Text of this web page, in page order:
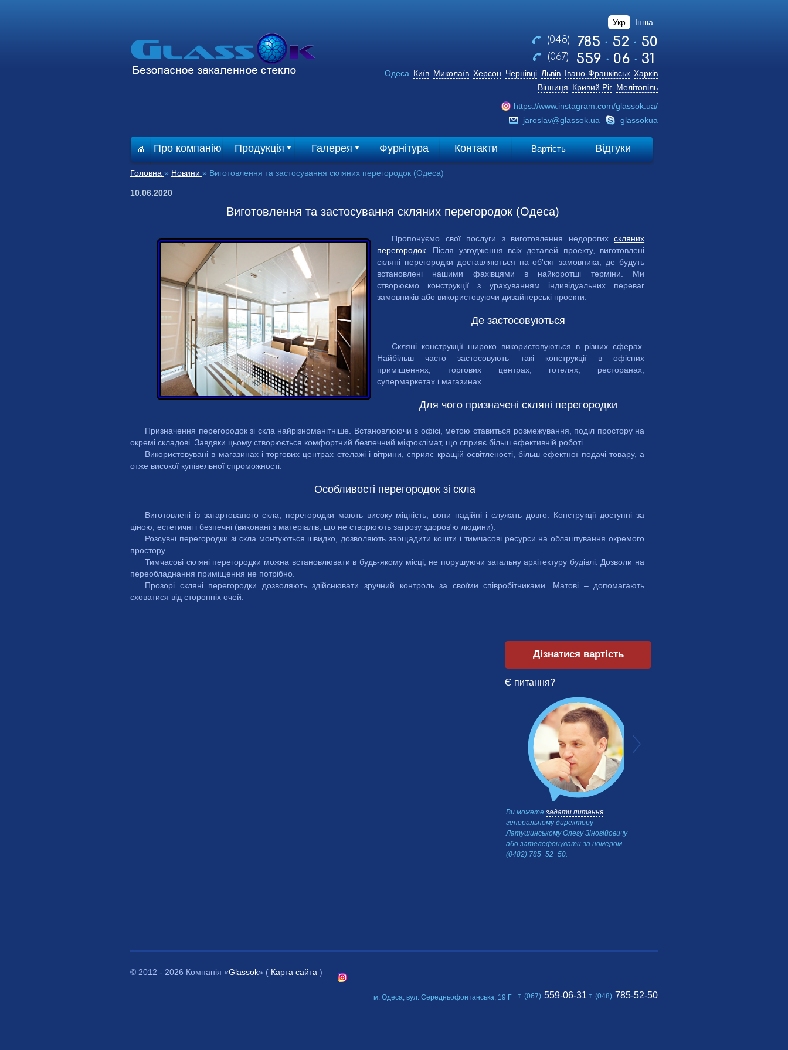
Укр Інша
785 52 50
(048)
559 06 31
(067)
Одеса Київ Миколаїв Херсон Чернівці Львів Івано-Франківськ Харків
Вінниця Кривий Ріг Мелітопіль
https://www.instagram.com/glassok.ua/
glassokua
jaroslav@glassok.ua
Про компанію Продукцiя Галерея Фурнітура Контакти Вартість Відгуки
Головна » Новини » Виготовлення та застосування скляних перегородок (Одеса)
10.06.2020
Виготовлення та застосування скляних перегородок (Одеса)
Пропонуємо свої послуги з виготовлення недорогихскляних
перегородок . Після узгодження всіх деталей проекту, виготовлені
скляні перегородки доставляються на об'єкт замовника, де будуть
встановлені нашими фахівцями в найкоротші терміни. Ми
створюємо конструкції з урахуванням індивідуальних переваг
замовників або використовуючи дизайнерські проекти.
Де застосовуються
Скляні конструкції широко використовуються в різних сферах.
Найбільш часто застосовують такі конструкції в офісних
приміщеннях, торгових центрах, готелях, ресторанах,
супермаркетах і магазинах.
Для чого призначені скляні перегородки
Призначення перегородок зі скла найрізноманітніше. Встановлюючи в офісі, метою ставиться розмежування, поділ простору на
окремі складові. Завдяки цьому створюється комфортний безпечний мікроклімат, що сприяє більш ефективній роботі.
Використовувані в магазинах і торгових центрах стелажі і вітрини, сприяє кращій освітленості, більш ефектної подачі товару, а
отже високої купівельної спроможності.
Особливості перегородок зі скла
Виготовлені із загартованого скла, перегородки мають високу міцність, вони надійні і служать довго. Конструкції доступні за
ціною, естетичні і безпечні (виконані з матеріалів, що не створюють загрозу здоров'ю людини).
Розсувні перегородки зі скла монтуються швидко, дозволяють заощадити кошти і тимчасові ресурси на облаштування окремого
простору.
Тимчасові скляні перегородки можна встановлювати в будь-якому місці, не порушуючи загальну архітектуру будівлі. Дозволи на
переобладнання приміщення не потрібно.
Прозорі скляні перегородки дозволяють здійснювати зручний контроль за своїми співробітниками. Матові – допомагають
сховатися від сторонніх очей.
Дізнатися вартість
Є питання?
Ви можете задати питання
генеральному директору
Латушинському Олегу Зіновійовичу
або зателефонувати за номером
(0482) 785−52−50.
© 2012 - 2026 Компанія «Glassok» ( Карта сайта )
т. (067) 559-06-31 т. (048) 785-52-50
м. Одеса, вул. Середньофонтанська, 19 Г